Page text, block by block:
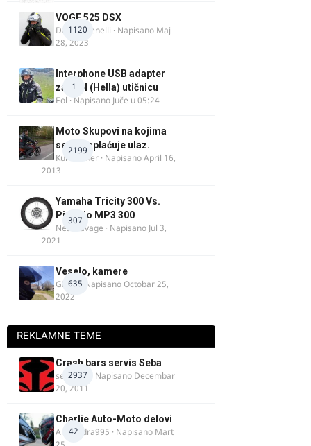
1120
VOGE 525 DSX
DraganBenelli · Napisano Maj
28, 2023
1
Interphone USB adapter
za DIN (Hella) utičnicu
Eol · Napisano Juče u 05:24
2199
Moto Skupovi na kojima
se ne naplaćuje ulaz.
Kum_Mixer · NapisanoApril 16,
2013
307
Yamaha Tricity 300 Vs.
Piaggio MP3 300
Nesasavage · Napisano Jul 3,
2021
635
Veselo, kamere
GR 46· NapisanoOctobar 25,
2022
REKLAMNE TEME
2937
Crash bars servis Seba
seba011 · Napisano Decembar
20, 2011
42
Charlie Auto-Moto delovi
Alexandra995 · Napisano Mart